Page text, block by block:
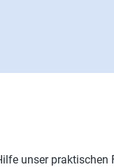
unser praktischen